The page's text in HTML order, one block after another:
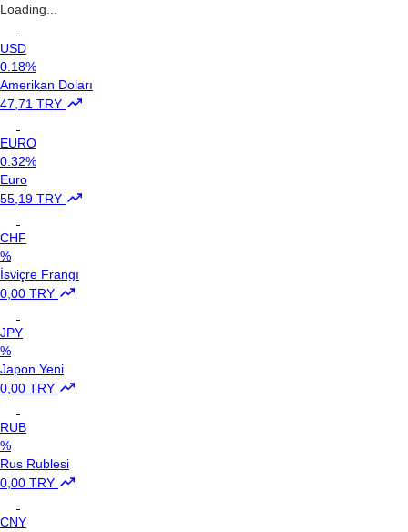
Loading...
USD
0.18%
Amerikan Doları
47,71 TRY
EURO
0.32%
Euro
55,19 TRY
CHF
%
İsviçre Frangı
0,00 TRY
JPY
%
Japon Yeni
0,00 TRY
RUB
%
Rus Rublesi
0,00 TRY
CNY